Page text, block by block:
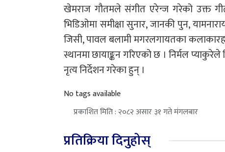
खेमराज गौतमले संगीत एरेन्ज गरेको उक्त गीत
भिडिओमा समीक्षा सुनार, जानकी पुन,
जिसी, पावल बलामी मगरलगायतका
स्थानमा छायाङ्कन गरिएको छ । निर्मल
नृत्य निर्देशन गरेका हुन् ।
No tags available
प्रकाशित मिति : २०८२ असार ३१ गते मंगलबार
प्रतिक्रिया दिनुहोस्